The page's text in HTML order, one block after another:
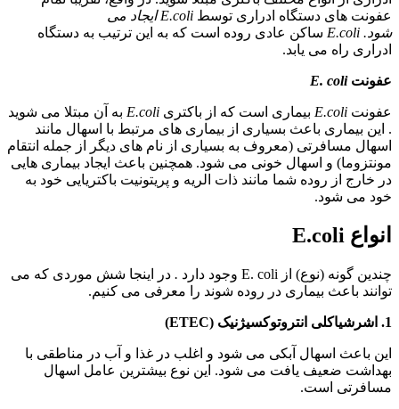
عفونت های دستگاه ادراری توسط
E.coli ایجاد می
شود. E.coli
ساکن عادی روده است که به این ترتیب به دستگاه
ادراری راه می یابد.
عفونتE. coli
عفونت E.coli بیماری است که از باکتری E.coli به آن مبتلا می شوید
. این بیماری باعث بسیاری از بیماری های مرتبط با اسهال مانند
اسهال مسافرتی (معروف به بسیاری از نام های دیگر از جمله انتقام
مونتزوما) و اسهال خونی می شود. همچنین باعث ایجاد بیماری هایی
در خارج از روده شما مانند ذات الریه و پریتونیت باکتریایی خود به
خود می شود.
انواع E.coli
چندین گونه (نوع) از E. coli وجود دارد . در اینجا شش موردی که می
توانند باعث بیماری در روده شوند را معرفی می کنیم.
1. اشرشیاکلی انتروتوکسیژنیک (ETEC)
این باعث اسهال آبکی می شود و اغلب در غذا و آب در مناطقی با
بهداشت ضعیف یافت می شود. این نوع بیشترین عامل اسهال
مسافرتی است.